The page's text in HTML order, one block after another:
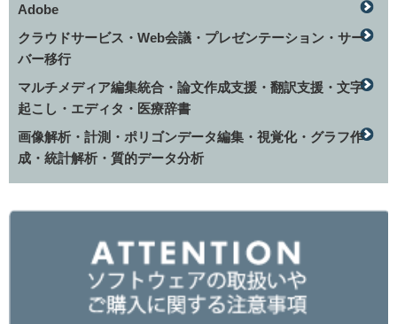
Adobe
クラウドサービス・Web会議・プレゼンテーション・サー
バー移行
マルチメディア編集統合・論文作成支援・翻訳支援・文字
起こし・エディタ・医療辞書
画像解析・計測・ポリゴンデータ編集・視覚化・グラフ作
成・統計解析・質的データ分析